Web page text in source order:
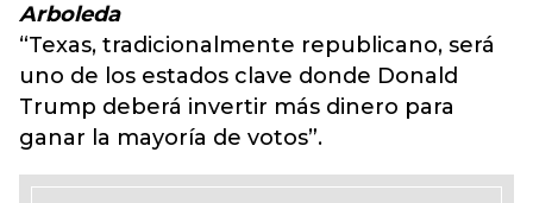
Arboleda
“Texas, tradicionalmente republicano, será
uno de los estados clave donde Donald
Trump deberá invertir más dinero para
ganar la mayoría de votos”.